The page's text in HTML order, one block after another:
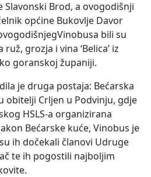
Slavonski Brod, a ovogodišnji
općine Bukovlje Davor
bili su
grozja i vina ‘Belica’ iz
goranskoj županiji.
je druga postaja: Bećarska
obitelji Crljen u Podvinju, gdje
HSLS-a organizirana
Bećarske kuće, Vinobus je
ih dočekali članovi Udruge
te ih pogostili najboljim